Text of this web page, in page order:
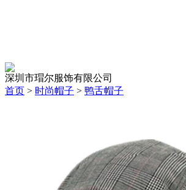
深圳市瑁尔服饰有限公司
首页 > 时尚帽子 > 鸭舌帽子